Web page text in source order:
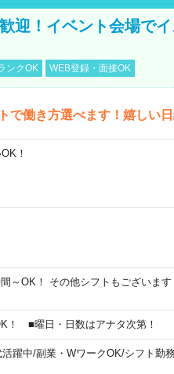
迎！イベント会場で
ンクOK WEB登録・面接OK
で働き方選べます！嬉しい
！
～OK！ その他シフトもございま
！ ■曜日・日数はアナタ次第！
躍中/副業・WワークOK/シフト勤